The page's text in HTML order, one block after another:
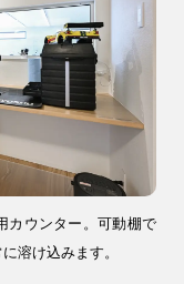
カウンター。可動棚で
溶け込みます。